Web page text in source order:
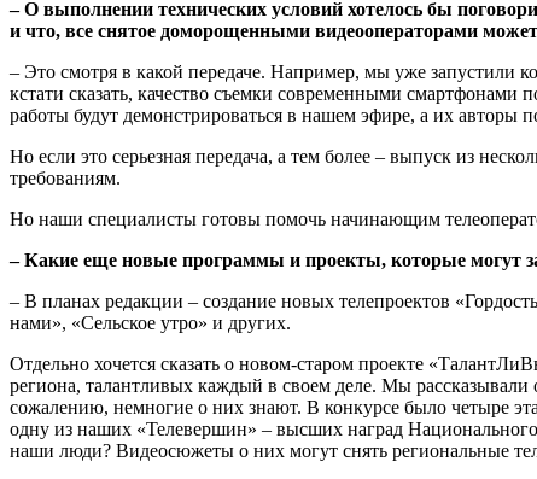
– О выполнении технических условий хотелось бы
и что, все снятое доморощенными видеооператорами может
– Это смотря в какой передаче. Например, мы уже запустили
кстати сказать, качество съемки современными смартфонами
работы будут демонстрироваться в нашем эфире, а их авторы
Но если это серьезная передача, а тем более – выпуск из
требованиям.
Но наши специалисты готовы помочь начинающим
– Какие еще новые программы и проекты, которые могут
– В планах редакции – создание новых телепроектов
нами», «Сельское утро» и других.
Отдельно хочется сказать о новом-старом проекте
региона, талантливых каждый в своем деле. Мы
сожалению, немногие о них знают. В конкурсе было четыре
одну из наших «Телевершин» – высших наград Национального
наши люди? Видеосюжеты о них могут снять региональные